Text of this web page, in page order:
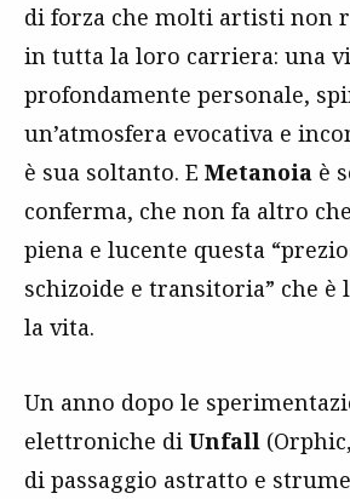
di forza che molti artisti non
in tutta la loro carriera: una
profondamente personale,
un’atmosfera evocativa e
è sua soltanto. E Metanoia è
conferma, che non fa altro
piena e lucente questa
schizoide e transitoria” che è
la vita.
Un anno dopo le
elettroniche di Unfall
di passaggio astratto e